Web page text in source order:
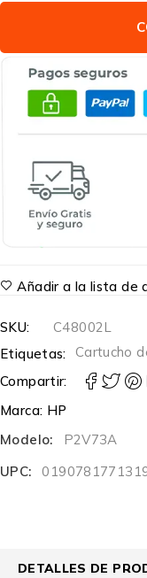
Añadir a la lista de
SKU:
C48002L
Etiquetas:
Cartucho
Compartir:
Marca: HP
Modelo:
P2V73A
UPC:
DETALLES DE